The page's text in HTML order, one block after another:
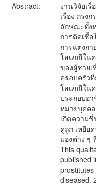
Abstract:
งานวิจัยเ
เรื่อง กรง
ลักษณะทั้ง
การติดเชื้
การแต่งก
โสเภณีใน
ของผู้ชาย
ครอบครัว
โสเภณีใน
ประกอบอ
หมายบุคค
เกิดความ
ดูถูก เหยีย
มองต่าง ๆ
This
published
diseased.